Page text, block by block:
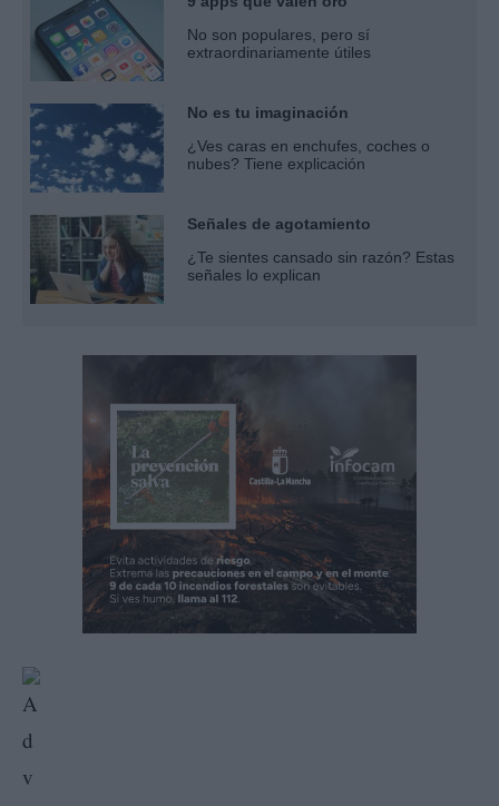
No son populares, pero sí
extraordinariamente útiles
No es tu imaginación
¿Ves caras en enchufes, coches o
nubes? Tiene explicación
Señales de agotamiento
¿Te sientes cansado sin razón? Estas
señales lo explican